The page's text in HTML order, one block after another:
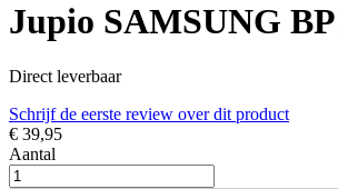
Jupio SAMSUNG
Direct leverbaar
Schrijf de eerste review over dit product
€ 39,95
Aantal